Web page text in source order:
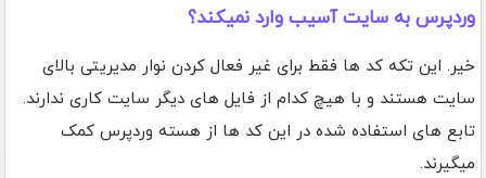
وردپرس به سایت آسیب وارد نمیکند؟
خیر. این تکه کد ها فقط برای غیر فعال کردن نوار مدیریتی بالای
سایت هستند و با هیچ کدام از فایل های دیگر سایت کاری ندارند.
تابع های استفاده شده در این کد ها از هسته وردپرس کمک
میگیرند.